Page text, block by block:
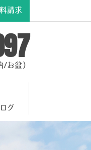
請求
お盆）
グ